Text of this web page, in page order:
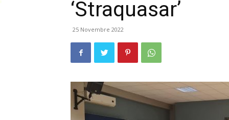
‘Straquasar’
25 Novembre 2022